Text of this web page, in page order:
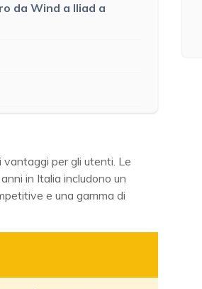
da Wind a Iliad a
per gli utenti. Le
in Italia includono un
e una gamma di